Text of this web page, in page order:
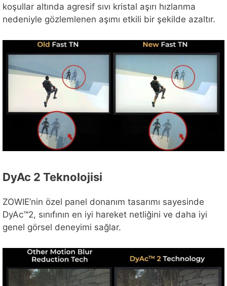
koşullar altında agresif sıvı kristal aşırı hızlanma
nedeniyle gözlemlenen aşımı etkili bir şekilde azaltır.
DyAc 2 Teknolojisi
ZOWIE’nin özel panel donanım tasarımı sayesinde
DyAc™2, sınıfının en iyi hareket netliğini ve daha iyi
genel görsel deneyimi sağlar.